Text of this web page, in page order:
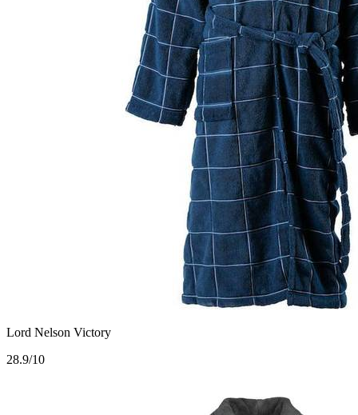
Lord Nelson Victory
28.9/10